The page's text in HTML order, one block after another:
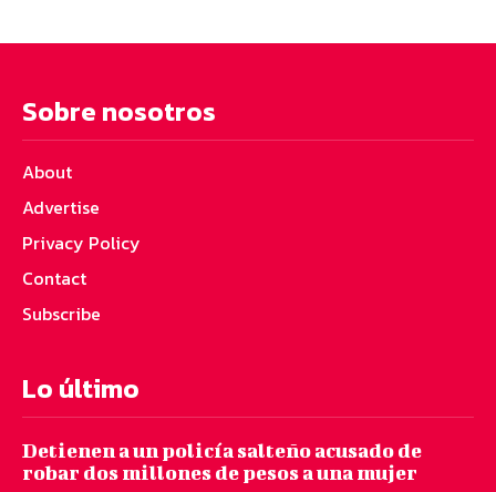
Sobre nosotros
About
Advertise
Privacy Policy
Contact
Subscribe
Lo último
Detienen a un policía salteño acusado de
robar dos millones de pesos a una mujer